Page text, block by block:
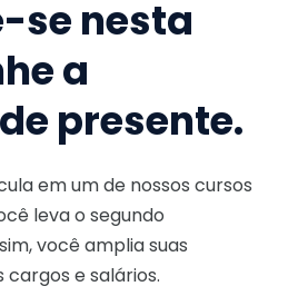
se nesta
a
presente.
em um de nossos cursos
leva o segundo
você amplia suas
e salários.